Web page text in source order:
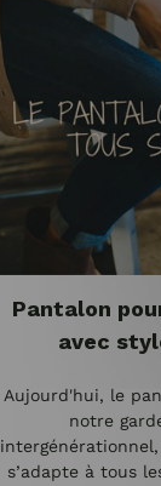
Pantalon
avec
Aujourd'hui, le
notre
s’adapte à tous